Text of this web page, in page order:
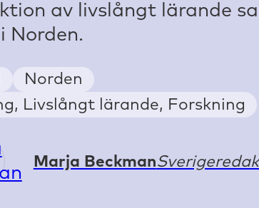
av livslångt lärande
Norden.
Country
Norden
Livslångt lärande, Forskning
Marja Beckman